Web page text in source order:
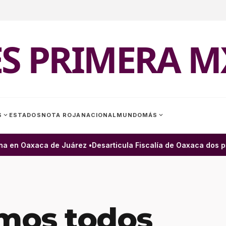
PRIMERA
expand_more ESTADOS NOTA ROJA NACIONAL MUNDOMÁS expand_more
Oaxaca de Juárez •Desarticula Fiscalía de Oaxaca dos